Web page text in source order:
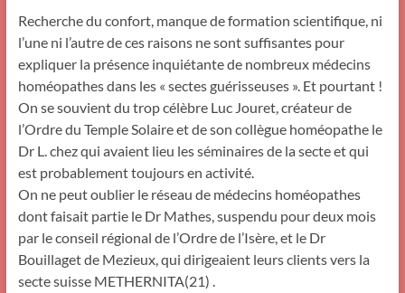
Recherche du confort, manque de formation scientifique, ni
l’une ni l’autre de ces raisons ne sont suffisantes pour
expliquer la présence inquiétante de nombreux médecins
homéopathes dans les « sectes guérisseuses ». Et pourtant !
On se souvient du trop célèbre Luc Jouret, créateur de
l’Ordre du Temple Solaire et de son collègue homéopathe le
Dr L. chez qui avaient lieu les séminaires de la secte et qui
est probablement toujours en activité.
On ne peut oublier le réseau de médecins homéopathes
dont faisait partie le Dr Mathes, suspendu pour deux mois
par le conseil régional de l’Ordre de l’Isère, et le Dr
Bouillaget de Mezieux, qui dirigeaient leurs clients vers la
secte suisse METHERNITA(21) .